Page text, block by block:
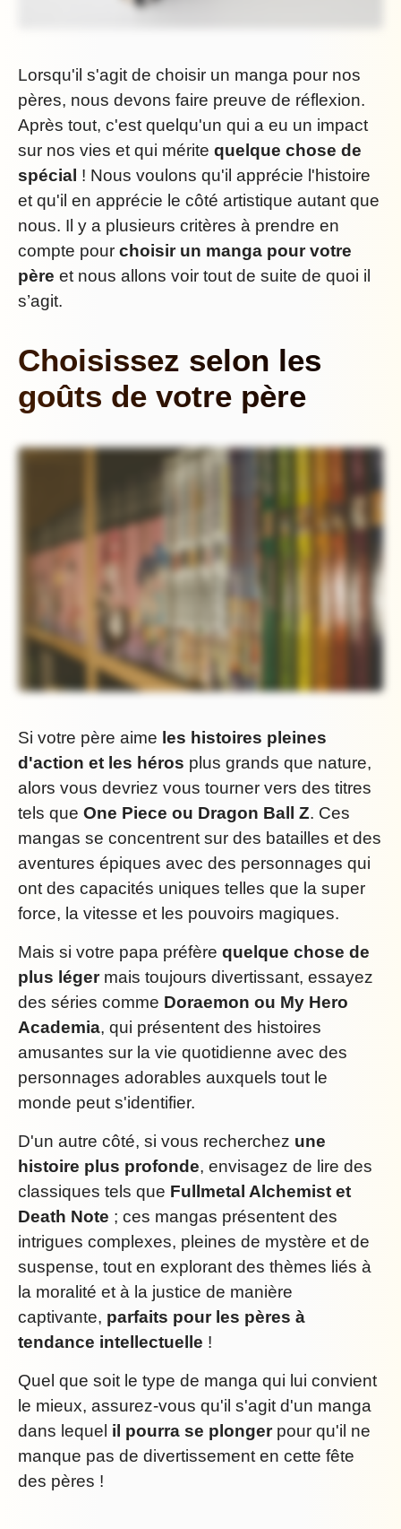
Lorsqu'il s'agit de choisir un manga pour nos
pères, nous devons faire preuve de réflexion.
Après tout, c'est quelqu'un qui a eu un impact
sur nos vies et qui mérite quelque chose de
spécial ! Nous voulons qu'il apprécie l'histoire
et qu'il en apprécie le côté artistique autant que
nous. Il y a plusieurs critères à prendre en
compte pour choisir un manga pour votre
père et nous allons voir tout de suite de quoi il
s’agit.
Choisissez selon les
goûts de votre père
Si votre père aime les histoires pleines
d'action et les héros plus grands que nature,
alors vous devriez vous tourner vers des titres
tels que One Piece ou Dragon Ball Z. Ces
mangas se concentrent sur des batailles et des
aventures épiques avec des personnages qui
ont des capacités uniques telles que la super
force, la vitesse et les pouvoirs magiques.
Mais si votre papa préfère quelque chose de
plus légermais toujours divertissant, essayez
des séries comme Doraemon ou My Hero
Academia, qui présentent des histoires
amusantes sur la vie quotidienne avec des
personnages adorables auxquels tout le
monde peut s'identifier.
D'un autre côté, si vous recherchez une
histoire plus profonde, envisagez de lire des
classiques tels que Fullmetal Alchemist et
Death Note ; ces mangas présentent des
intrigues complexes, pleines de mystère et de
suspense, tout en explorant des thèmes liés à
la moralité et à la justice de manière
captivante, parfaits pour les pères à
tendance intellectuelle !
Quel que soit le type de manga qui lui convient
le mieux, assurez-vous qu'il s'agit d'un manga
dans lequel il pourra se plongerpour qu'il ne
manque pas de divertissement en cette fête
des pères !